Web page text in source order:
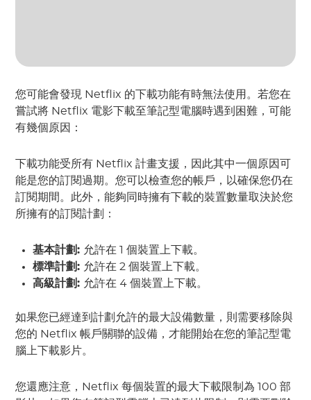
您可能會發現 Netflix 的下載功能有時無法使用。若您在
嘗試將 Netflix 電影下載至筆記型電腦時遇到困難，可能
有幾個原因：
下載功能受所有 Netflix 計畫支援，因此其中一個原因可
能是您的訂閱過期。您可以檢查您的帳戶，以確保您仍在
訂閱期間。此外，能夠同時擁有下載的裝置數量取決於您
所擁有的訂閱計劃：
基本計劃: 允許在 1 個裝置上下載。
標準計劃: 允許在 2 個裝置上下載。
高級計劃: 允許在 4 個裝置上下載。
如果您已經達到計劃允許的最大設備數量，則需要移除與
您的 Netflix 帳戶關聯的設備，才能開始在您的筆記型電
腦上下載影片。
您還應注意，Netflix 每個裝置的最大下載限制為 100 部